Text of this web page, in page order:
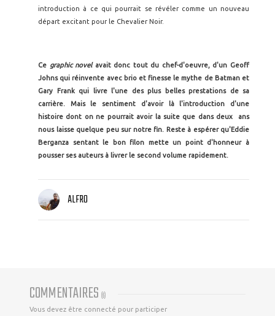
introduction à ce qui pourrait se révéler comme un nouveau
départ excitant pour le Chevalier Noir.
Ce graphic novel avait donc tout du chef-d'oeuvre, d'un Geoff
Johns qui réinvente avec brio et finesse le mythe de Batman et
Gary Frank qui livre l'une des plus belles prestations de sa
carrière. Mais le sentiment d'avoir là l'introduction d'une
histoire dont on ne pourrait avoir la suite que dans deux ans
nous laisse quelque peu sur notre fin. Reste à espérer qu'Eddie
Berganza sentant le bon filon mette un point d'honneur à
pousser ses auteurs à livrer le second volume rapidement.
ALFRO
COMMENTAIRES (6)
Vous devez être connecté pour participer